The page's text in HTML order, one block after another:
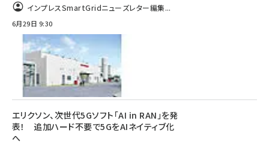
インプレスSmartGridニューズレター編集...
6月29日 9:30
エリクソン、次世代5Gソフト「AI in RAN」を発
表！ 追加ハード不要で5GをAIネイティブ化
へ